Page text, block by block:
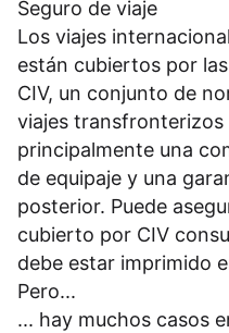
Seguro de viaje
Los viajes
están cubiertos por
CIV, un conjunto de
viajes
principalmente una
de equipaje y una
posterior. Puede
cubierto por CIV
debe estar imprimido
Pero...
... hay muchos casos